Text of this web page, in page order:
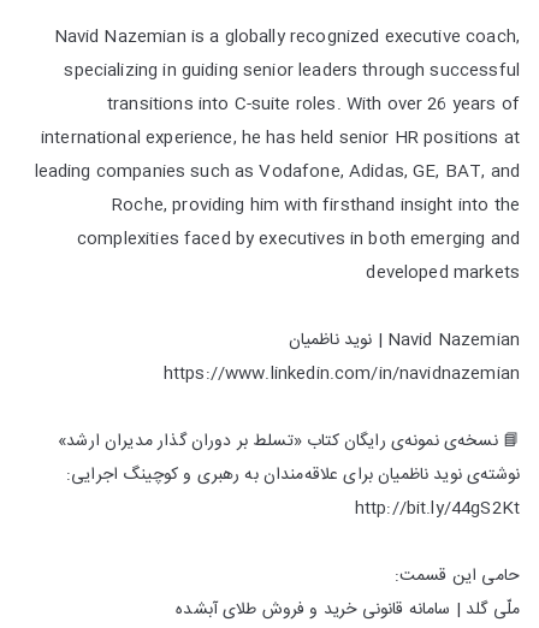
Navid Nazemian is a globally recognized executive coach,
specializing in guiding senior leaders through successful
transitions into C-suite roles. With over 26 years of
international experience, he has held senior HR positions at
leading companies such as Vodafone, Adidas, GE, BAT, and
Roche, providing him with firsthand insight into the
complexities faced by executives in both emerging and
developed markets
Navid Nazemian | نوید ناظمیان
https://www.linkedin.com/in/navidnazemian
📘 نسخه‌ی نمونه‌ی رایگان کتاب «تسلط بر دوران گذار مدیران ارشد»
نوشته‌ی نوید ناظمیان برای علاقه‌مندان به رهبری و کوچینگ اجرایی:
http://bit.ly/44gS2Kt
حامی این قسمت:
ملّی گلد | سامانه قانونی خرید و فروش طلای آبشده